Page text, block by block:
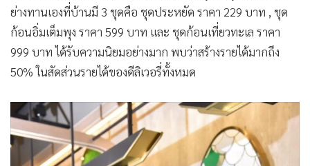
ย่างทานเองที่บ้านมี 3 ชุดคือ ชุดประหยัด ราคา 229 บาท , ชุด
ก้อนอิ่มเต็มพุง ราคา 599 บาท และ ชุดก้อนเที่ยวทะเล ราคา
999 บาท ได้รับความนิยมอย่างมาก พบว่าสร้างรายได้มากถึง
50% ในสัดส่วนรายได้ของดีลิเวอรี่ทั้งหมด